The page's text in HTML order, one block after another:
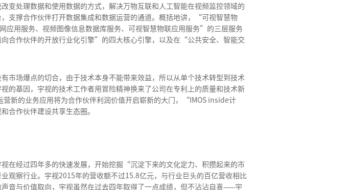
变处理数据和使用数据的方式，解决万物互联和人工智能在视频监控领域的
撑合作伙伴打开数据集成和数据运营的通道。概括地讲，“可视智慧物
用服务、视频图像信息数据库服务、可视智慧物联应用服务”的三层服务
合作伙伴的开放行业化引擎”的四大核心引擎，以及在“公共安全、智能交
市场爆点的切合，由于技术本身不能带来效益，所以从单个技术转型到技术
的基因，宇视的技术工作者用冒险精神换来了公司在专利上的质量和技术新
新的业务应用将为合作伙伴利润价值开启崭新的大门，“IMOS inside计
合作伙伴建设共享生态圈。
在经过四年多的快速发展，开始挖掘“沉淀下来的文化定力、积攒起来的市
察行业。宇视2015年的营收额不过15.8亿元，与行业巨头的百亿营收相比
音与价值取向，宇视虽然在过去四年取得了一点成绩，但不沾沾自喜——宇